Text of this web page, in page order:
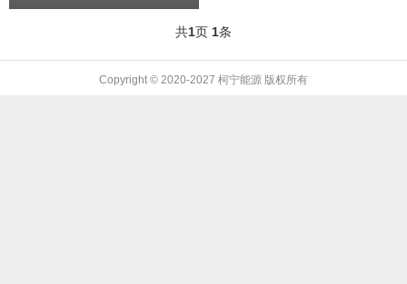
共1页 1条
Copyright © 2020-2027 柯宁能源 版权所有